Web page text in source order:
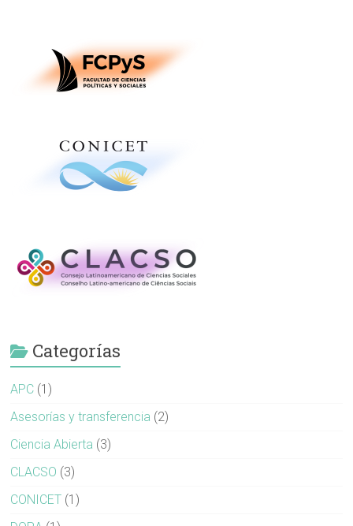
Categorías
APC (1)
Asesorías y transferencia (2)
Ciencia Abierta (3)
CLACSO (3)
CONICET (1)